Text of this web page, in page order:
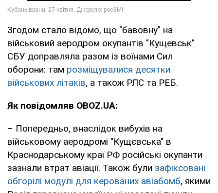
Згодом стало відомо, що "бавовну" на
військовий аеродром окупантів "Кущевськ"
СБУ доправляла разом із воїнами Сил
оборони: там розміщувалися десятки
військових літаків, а також РЛС та РЕБ.
Як повідомляв OBOZ.UA:
– Попередньо, внаслідок вибухів на
військовому аеродромі "Кущєвська" в
Краснодарському краї РФ російські окупанти
зазнали втрат авіації. Також були зафіксовані
обгорілі модулі для керованих авіабомб, якими